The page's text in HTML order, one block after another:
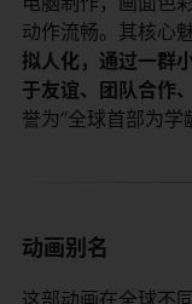
动作流畅。其核心
拟人化，通过一群
于友谊、团队合作
誉为“全球首部为学
动画别名
这部动画在全球不